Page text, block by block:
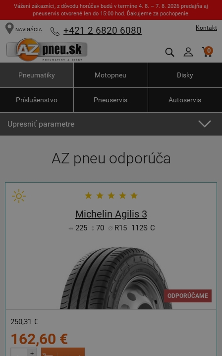
Vážení zákazníci, z dôvodu horúčav budú v termíne 4. 8. – 7. 8. 2026 predajňa aj
pneuservis otvorené len do 15:00 hod. Ďakujeme za pochopenie.
Kontakt
NAVIGÁCIA +421 2 6820 6080
0
Pneumatiky Motopneu Disky
Príslušenstvo Pneuservis Autoservis
Upresniť parametre
AZ pneu odporúča
Michelin Agilis 3
225 70 R15 112S C
ODPORÚČAME
250,31 €
162,60 €
+